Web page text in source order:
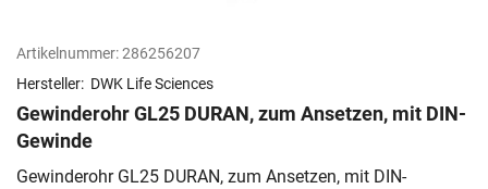
Artikelnummer:286256207
Hersteller: DWK Life Sciences
Gewinderohr GL25 DURAN, zum Ansetzen, mit DIN-
Gewinde
Gewinderohr GL25 DURAN, zum Ansetzen, mit DIN-